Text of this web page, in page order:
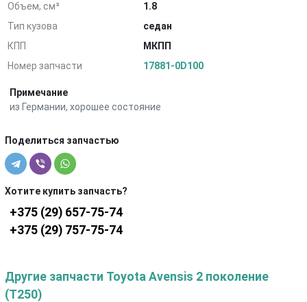
Объем, см³
1.8
Тип кузова
седан
КПП
МКПП
Номер запчасти
17881-0D100
Примечание
из Германии, хорошее состояние
Поделиться запчастью
Хотите купить запчасть?
+375 (29) 657-75-74
+375 (29) 757-75-74
Другие запчасти Toyota Avensis 2 поколение
(T250)